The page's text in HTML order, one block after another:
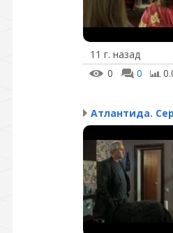
11 г. назад
0
0
Атлантида.